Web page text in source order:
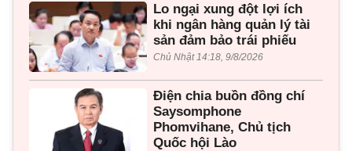
Lo ngại xung đột lợi ích
khi ngân hàng quản lý tài
sản đảm bảo trái phiếu
Chủ Nhật 14:18, 9/8/2026
Điện chia buồn đồng chí
Saysomphone
Phomvihane, Chủ tịch
Quốc hội Lào